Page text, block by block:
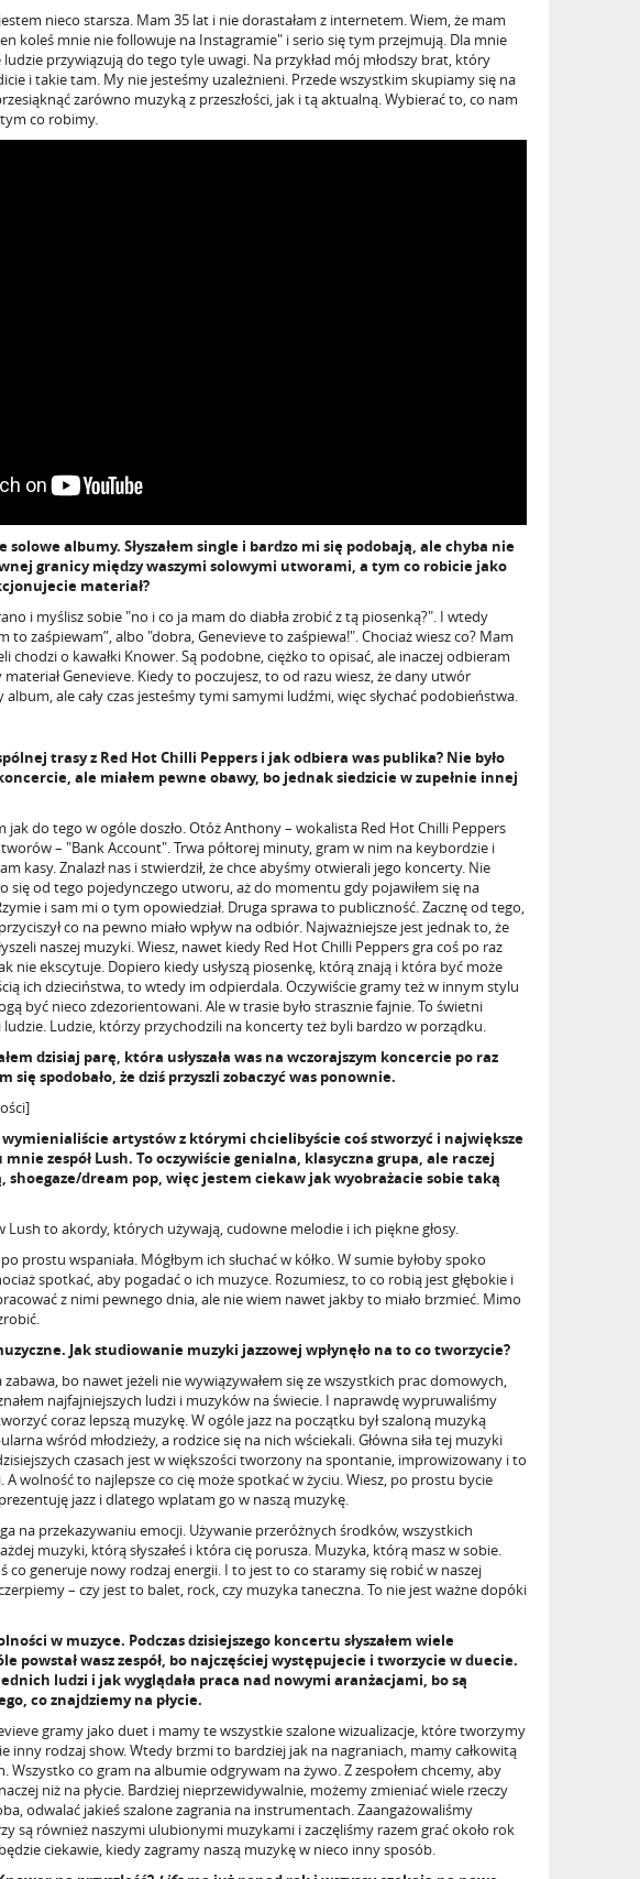
nieco starsza. Mam 35 lat i nie dorastałam z internetem. Wiem, że mam
koleś mnie nie followuje na Instagramie" i serio się tym przejmują. Dla mnie
przywiązują do tego tyle uwagi. Na przykład mój młodszy brat, który
i takie tam. My nie jesteśmy uzależnieni. Przede wszystkim skupiamy się na
zarówno muzyką z przeszłości, jak i tą aktualną. Wybierać to, co nam
co robimy.
solowe albumy. Słyszałem single i bardzo mi się podobają, ale chyba nie
granicy między waszymi solowymi utworami, a tym co robicie jako
materiał?
i myślisz sobie "no i co ja mam do diabła zrobić z tą piosenką?". I wtedy
to zaśpiewam”, albo "dobra, Genevieve to zaśpiewa!". Chociaż wiesz co? Mam
chodzi o kawałki Knower. Są podobne, ciężko to opisać, ale inaczej odbieram
materiał Genevieve. Kiedy to poczujesz, to od razu wiesz, że dany utwór
ale cały czas jesteśmy tymi samymi ludźmi, więc słychać podobieństwa.
trasy z Red Hot Chilli Peppers i jak odbiera was publika? Nie było
ale miałem pewne obawy, bo jednak siedzicie w zupełnie innej
jak do tego w ogóle doszło. Otóż Anthony – wokalista Red Hot Chilli Peppers
– "Bank Account". Trwa półtorej minuty, gram w nim na keybordzie i
kasy. Znalazł nas i stwierdził, że chce abyśmy otwierali jego koncerty. Nie
się od tego pojedynczego utworu, aż do momentu gdy pojawiłem się na
i sam mi o tym opowiedział. Druga sprawa to publiczność. Zacznę od tego,
co na pewno miało wpływ na odbiór. Najważniejsze jest jednak to, że
naszej muzyki. Wiesz, nawet kiedy Red Hot Chilli Peppers gra coś po raz
nie ekscytuje. Dopiero kiedy usłyszą piosenkę, którą znają i która być może
ich dzieciństwa, to wtedy im odpierdala. Oczywiście gramy też w innym stylu
być nieco zdezorientowani. Ale w trasie było strasznie fajnie. To świetni
ludzie. Ludzie, którzy przychodzili na koncerty też byli bardzo w porządku.
dzisiaj parę, która usłyszała was na wczorajszym koncercie po raz
się spodobało, że dziś przyszli zobaczyć was ponownie.
artystów z którymi chcielibyście coś stworzyć i największe
mnie zespół Lush. To oczywiście genialna, klasyczna grupa, ale raczej
shoegaze/dream pop, więc jestem ciekaw jak wyobrażacie sobie taką
Lush to akordy, których używają, cudowne melodie i ich piękne głosy.
prostu wspaniała. Mógłbym ich słuchać w kółko. W sumie byłoby spoko
spotkać, aby pogadać o ich muzyce. Rozumiesz, to co robią jest głębokie i
z nimi pewnego dnia, ale nie wiem nawet jakby to miało brzmieć. Mimo
Jak studiowanie muzyki jazzowej wpłynęło na to co tworzycie?
zabawa, bo nawet jeżeli nie wywiązywałem się ze wszystkich prac domowych,
najfajniejszych ludzi i muzyków na świecie. I naprawdę wypruwaliśmy
coraz lepszą muzykę. W ogóle jazz na początku był szaloną muzyką
wśród młodzieży, a rodzice się na nich wściekali. Główna siła tej muzyki
czasach jest w większości tworzony na spontanie, improwizowany i to
A wolność to najlepsze co cię może spotkać w życiu. Wiesz, po prostu bycie
jazz i dlatego wplatam go w naszą muzykę.
na przekazywaniu emocji. Używanie przeróżnych środków, wszystkich
muzyki, którą słyszałeś i która cię porusza. Muzyka, którą masz w sobie.
co generuje nowy rodzaj energii. I to jest to co staramy się robić w naszej
– czy jest to balet, rock, czy muzyka taneczna. To nie jest ważne dopóki
w muzyce. Podczas dzisiejszego koncertu słyszałem wiele
powstał wasz zespół, bo najczęściej występujecie i tworzycie w duecie.
ludzi i jak wyglądała praca nad nowymi aranżacjami, bo są
co znajdziemy na płycie.
gramy jako duet i mamy te wszystkie szalone wizualizacje, które tworzymy
inny rodzaj show. Wtedy brzmi to bardziej jak na nagraniach, mamy całkowitą
Wszystko co gram na albumie odgrywam na żywo. Z zespołem chcemy, aby
niż na płycie. Bardziej nieprzewidywalnie, możemy zmieniać wiele rzeczy
odwalać jakieś szalone zagrania na instrumentach. Zaangażowaliśmy
są również naszymi ulubionymi muzykami i zaczęliśmy razem grać około rok
ciekawie, kiedy zagramy naszą muzykę w nieco inny sposób.